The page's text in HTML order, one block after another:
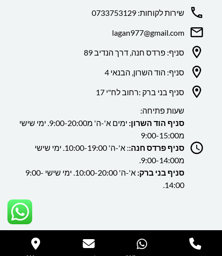
שירות לקוחות: 0733753129
lagan977@gmail.com
סניף: פרדס חנה, דרך הנדיב 89
סניף: הוד השרון, הבנאי 4
סניף בני ברק :רחוב לח"י 17
שעות פתיחה:
סניף הוד השרון:
ימים א'-ה' מ9:00-20:00. ימי שישי
מ9:00-15:00
סניף פרדס חנה:
: א'-ה' 10:00-19:00. ימי שישי
מ9:00-14:00.
סניף בני ברק:
א'-ה' 10:00-20:00. ימי שישי 9:00-
14:00.
כל הזכויות שמורות ללה גן